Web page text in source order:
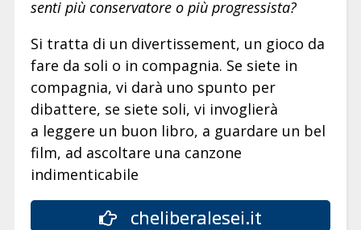
senti più conservatore o più progressista?
Si tratta di un divertissement, un gioco da
fare da soli o in compagnia. Se siete in
compagnia, vi darà uno spunto per
dibattere, se siete soli, vi invoglierà
a leggere un buon libro, a guardare un bel
film, ad ascoltare una canzone
indimenticabile
cheliberalesei.it